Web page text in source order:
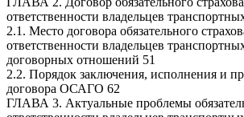
ответственности владельцев
2.1. Место договора обязательного
ответственности владельцев
договорных отношений 51
2.2. Порядок заключения, исполнения и
договора ОСАГО 62
ГЛАВА 3. Актуальные проблемы